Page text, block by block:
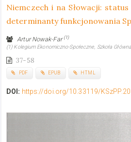
Niemczech i na Słowacji:
determinanty funkcjonowania
Artur Nowak-Far(1)
(1) Kolegium Ekonomiczno-Społeczne, Szkoła
37-58
PDF EPUB HTML
DOI: https://doi.org/10.33119/